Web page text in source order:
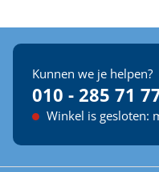
Kunnen we je helpen?
010 - 285 71
Winkel is gesloten: